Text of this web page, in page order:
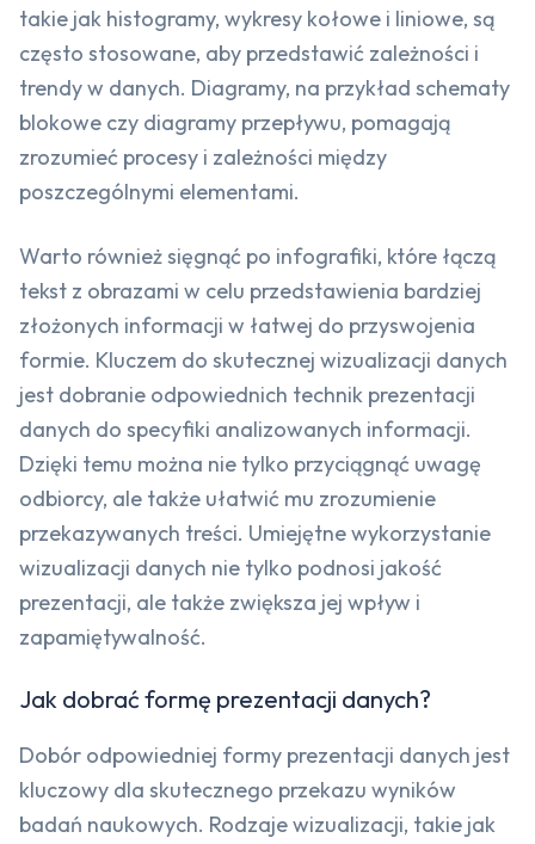
takie jak histogramy, wykresy kołowe i liniowe, są
często stosowane, aby przedstawić zależności i
trendy w danych. Diagramy, na przykład schematy
blokowe czy diagramy przepływu, pomagają
zrozumieć procesy i zależności między
poszczególnymi elementami.
Warto również sięgnąć po infografiki, które łączą
tekst z obrazami w celu przedstawienia bardziej
złożonych informacji w łatwej do przyswojenia
formie. Kluczem do skutecznej wizualizacji danych
jest dobranie odpowiednich technik prezentacji
danych do specyfiki analizowanych informacji.
Dzięki temu można nie tylko przyciągnąć uwagę
odbiorcy, ale także ułatwić mu zrozumienie
przekazywanych treści. Umiejętne wykorzystanie
wizualizacji danych nie tylko podnosi jakość
prezentacji, ale także zwiększa jej wpływ i
zapamiętywalność.
Jak dobrać formę prezentacji danych?
Dobór odpowiedniej formy prezentacji danych jest
kluczowy dla skutecznego przekazu wyników
badań naukowych. Rodzaje wizualizacji, takie jak